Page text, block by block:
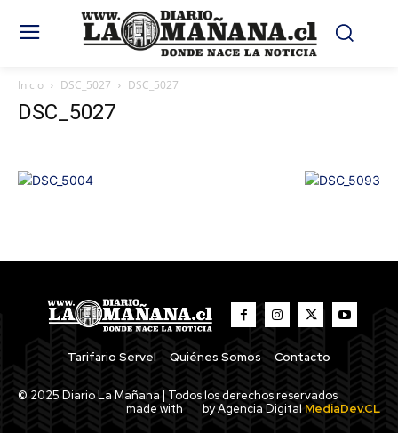
Inicio DSC_5027 DSC_5027
DSC_5027
Tarifario Servel Quiénes Somos Contacto
© 2025 Diario La Mañana | Todos los derechos reservados
made with
by Agencia Digital MediaDev.CL